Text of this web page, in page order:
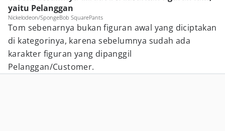
yaitu Pelanggan
Nickelodeon/SpongeBob SquarePants
Tom sebenarnya bukan figuran awal yang diciptakan
di kategorinya, karena sebelumnya sudah ada
karakter figuran yang dipanggil
Pelanggan/Customer.